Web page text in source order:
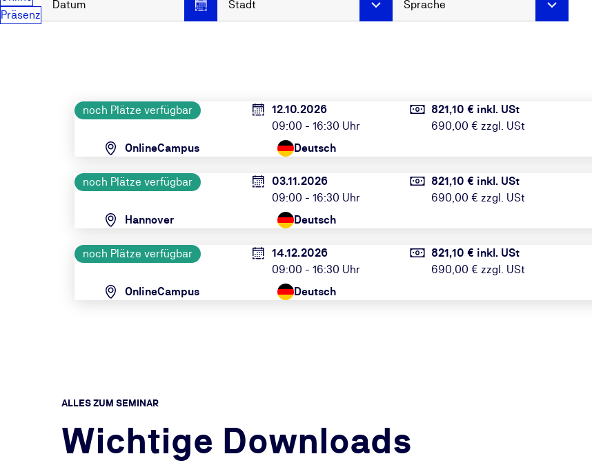
Präsenz
Datum Stadt Sprache
noch Plätze verfügbar
12.10.2026
09:00 - 16:30 Uhr
821,10 € inkl. USt
690,00 € zzgl. USt
OnlineCampus
Deutsch
noch Plätze verfügbar
03.11.2026
09:00 - 16:30 Uhr
821,10 € inkl. USt
690,00 € zzgl. USt
Hannover
Deutsch
noch Plätze verfügbar
14.12.2026
09:00 - 16:30 Uhr
821,10 € inkl. USt
690,00 € zzgl. USt
OnlineCampus
Deutsch
ALLES ZUM SEMINAR
Wichtige Downloads